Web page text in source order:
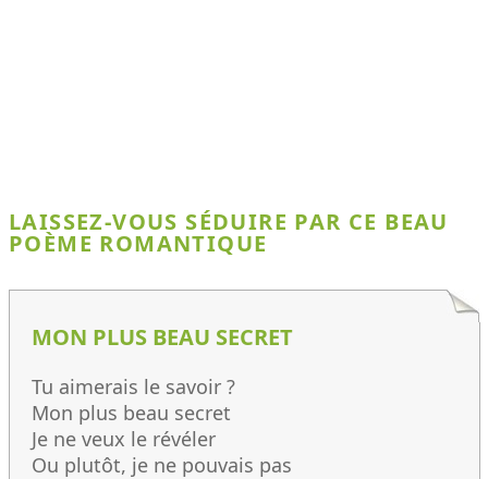
LAISSEZ-VOUS SÉDUIRE PAR CE BEAU
POÈME ROMANTIQUE
MON PLUS BEAU SECRET
Tu aimerais le savoir ?
Mon plus beau secret
Je ne veux le révéler
Ou plutôt, je ne pouvais pas